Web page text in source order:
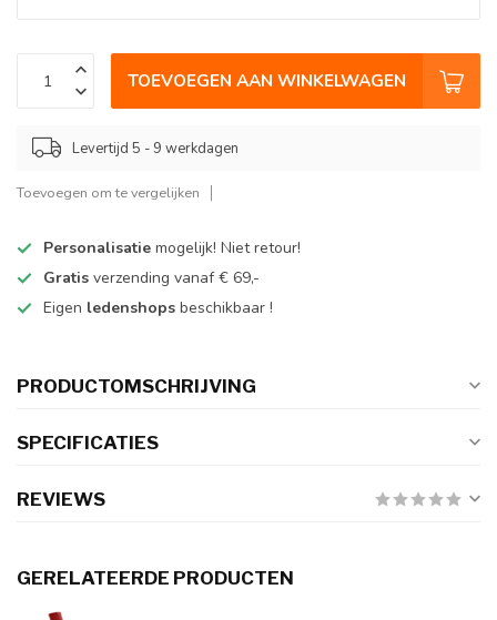
TOEVOEGEN AAN WINKELWAGEN
Levertijd 5 - 9 werkdagen
Toevoegen om te vergelijken
Personalisatie mogelijk! Niet retour!
Gratis verzending vanaf € 69,-
Eigen ledenshops beschikbaar !
PRODUCTOMSCHRIJVING
SPECIFICATIES
REVIEWS
GERELATEERDE PRODUCTEN